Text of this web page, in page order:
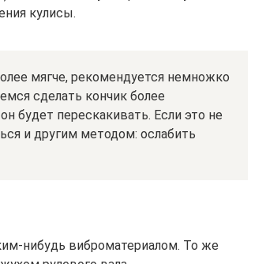
кулисы.
мягче, рекомендуется немножко
сделать кончик более
будет перескакивать. Если это не
и другим методом: ослабить
нибудь виброматериалом. То же